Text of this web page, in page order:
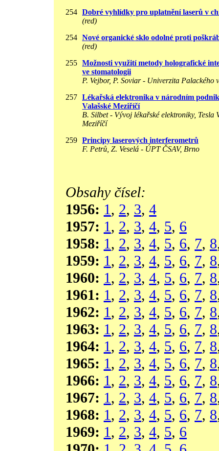
254 Dobré vyhlídky pro uplatnění laserů v
(red)
254 Nové organické sklo odolné proti
(red)
255 Možnosti využití metody holografické
ve stomatologii
P. Vejbor, P. Soviar - Univerzita Palackého
257 Lékařská elektronika v národním
Valašské Meziříčí
B. Silbet - Vývoj lékařské elektroniky, Tesla
Meziříčí
259 Principy laserových interferometrů
F. Petrů, Z. Veselá - ÚPT ČSAV, Brno
Obsahy čísel:
1956: 1, 2, 3, 4
1957: 1, 2, 3, 4, 5, 6
1958: 1, 2, 3, 4, 5, 6, 7, 8
1959: 1, 2, 3, 4, 5, 6, 7, 8
1960: 1, 2, 3, 4, 5, 6, 7, 8
1961: 1, 2, 3, 4, 5, 6, 7, 8
1962: 1, 2, 3, 4, 5, 6, 7, 8
1963: 1, 2, 3, 4, 5, 6, 7, 8
1964: 1, 2, 3, 4, 5, 6, 7, 8
1965: 1, 2, 3, 4, 5, 6, 7, 8
1966: 1, 2, 3, 4, 5, 6, 7, 8
1967: 1, 2, 3, 4, 5, 6, 7, 8
1968: 1, 2, 3, 4, 5, 6, 7, 8
1969: 1, 2, 3, 4, 5, 6